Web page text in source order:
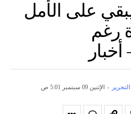
على الأمل
رغم
- الإثنين 09 سبتمبر 5:01 ص